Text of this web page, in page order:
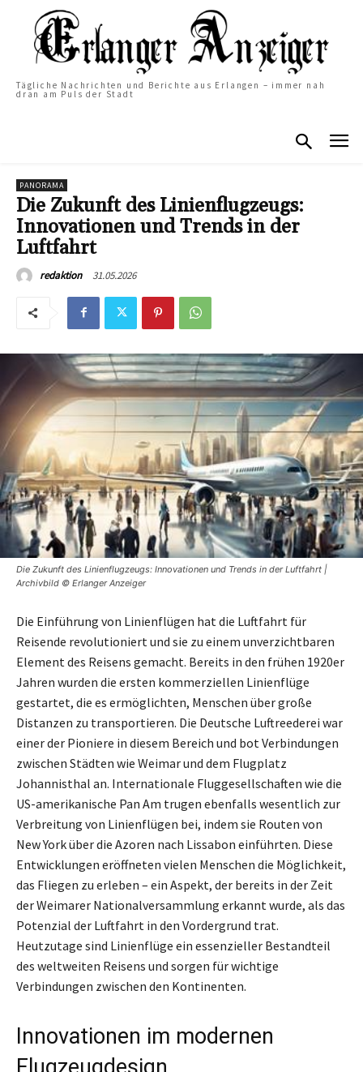
Tägliche Nachrichten und Berichte aus Erlangen – immer nah
dran am Puls der Stadt
PANORAMA
Die Zukunft des Linienflugzeugs:
Innovationen und Trends in der
Luftfahrt
redaktion 31.05.2026
Die Zukunft des Linienflugzeugs: Innovationen und Trends in der Luftfahrt |
Archivbild © Erlanger Anzeiger
Die Einführung von Linienflügen hat die Luftfahrt für
Reisende revolutioniert und sie zu einem unverzichtbaren
Element des Reisens gemacht. Bereits in den frühen 1920er
Jahren wurden die ersten kommerziellen Linienflüge
gestartet, die es ermöglichten, Menschen über große
Distanzen zu transportieren. Die Deutsche Luftreederei war
einer der Pioniere in diesem Bereich und bot Verbindungen
zwischen Städten wie Weimar und dem Flugplatz
Johannisthal an. Internationale Fluggesellschaften wie die
US-amerikanische Pan Am trugen ebenfalls wesentlich zur
Verbreitung von Linienflügen bei, indem sie Routen von
New York über die Azoren nach Lissabon einführten. Diese
Entwicklungen eröffneten vielen Menschen die Möglichkeit,
das Fliegen zu erleben – ein Aspekt, der bereits in der Zeit
der Weimarer Nationalversammlung erkannt wurde, als das
Potenzial der Luftfahrt in den Vordergrund trat.
Heutzutage sind Linienflüge ein essenzieller Bestandteil
des weltweiten Reisens und sorgen für wichtige
Verbindungen zwischen den Kontinenten.
Innovationen im modernen
Flugzeugdesign